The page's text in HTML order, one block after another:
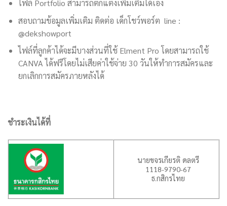
ไฟล์ Portfolio สามารถตกแต่งเพิ่มเติมได้เอง
สอบถามข้อมูลเพิ่มเติม ติดต่อ เด็กโชว์พอร์ต line :
@dekshowport
ไฟล์ที่ลูกค้าได้จะมีบางส่วนที่ใช้ Elment Pro โดยสามารถใช้
CANVA ได้ฟรีโดยไม่เสียค่าใช้จ่าย 30 วันให้ทำการสมัครและ
ยกเลิกการสมัครภายหลังได้
ชำระเงินได้ที่
นายขจรเกียรติ ดลตรี
1118-9790-67
ธ.กสิกรไทย